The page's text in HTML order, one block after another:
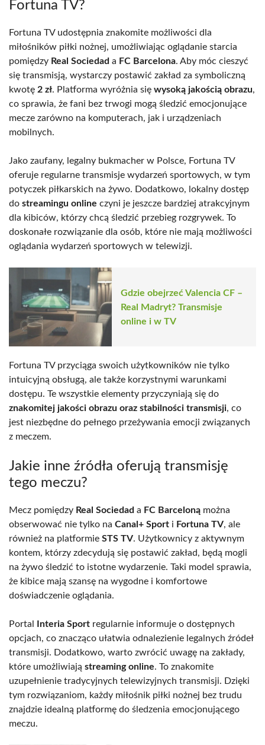
Fortuna TV?
Fortuna TV udostępnia znakomite możliwości dla
miłośników piłki nożnej, umożliwiając oglądanie starcia
pomiędzy Real Sociedad a FC Barcelona. Aby móc cieszyć
się transmisją, wystarczy postawić zakład za symboliczną
kwotę 2 zł. Platforma wyróżnia się wysoką jakością obrazu,
co sprawia, że fani bez trwogi mogą śledzić emocjonujące
mecze zarówno na komputerach, jak i urządzeniach
mobilnych.
Jako zaufany, legalny bukmacher w Polsce, Fortuna TV
oferuje regularne transmisje wydarzeń sportowych, w tym
potyczek piłkarskich na żywo. Dodatkowo, lokalny dostęp
do streamingu online czyni je jeszcze bardziej atrakcyjnym
dla kibiców, którzy chcą śledzić przebieg rozgrywek. To
doskonałe rozwiązanie dla osób, które nie mają możliwości
oglądania wydarzeń sportowych w telewizji.
Gdzie obejrzeć Valencia CF –
Real Madryt? Transmisje
online i w TV
Fortuna TV przyciąga swoich użytkowników nie tylko
intuicyjną obsługą, ale także korzystnymi warunkami
dostępu. Te wszystkie elementy przyczyniają się do
znakomitej jakości obrazu oraz stabilności transmisji, co
jest niezbędne do pełnego przeżywania emocji związanych
z meczem.
Jakie inne źródła oferują transmisję
tego meczu?
Mecz pomiędzy Real Sociedad a FC Barceloną można
obserwować nie tylko na Canal+ Sport i Fortuna TV, ale
również na platformie STS TV. Użytkownicy z aktywnym
kontem, którzy zdecydują się postawić zakład, będą mogli
na żywo śledzić to istotne wydarzenie. Taki model sprawia,
że kibice mają szansę na wygodne i komfortowe
doświadczenie oglądania.
Portal Interia Sport regularnie informuje o dostępnych
opcjach, co znacząco ułatwia odnalezienie legalnych źródeł
transmisji. Dodatkowo, warto zwrócić uwagę na zakłady,
które umożliwiają streaming online. To znakomite
uzupełnienie tradycyjnych telewizyjnych transmisji. Dzięki
tym rozwiązaniom, każdy miłośnik piłki nożnej bez trudu
znajdzie idealną platformę do śledzenia emocjonującego
meczu.